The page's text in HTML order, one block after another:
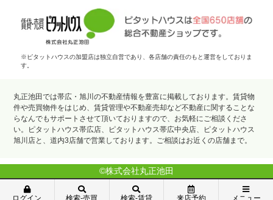
※ピタットハウスの加盟店は独立自営であり、各店舗の責任のもと運営をしておりま
す。
丸正池田では帯広・旭川の不動産情報を豊富に掲載しております。賃貸物
件や売買物件をはじめ、賃貸管理や不動産売却など不動産に関することな
らなんでもサポートさせて頂いておりますので、お気軽にご相談くださ
い。ピタットハウス帯広店、ピタットハウス帯広中央店、ピタットハウス
旭川店と、道内3店舗で営業しております。ご相談はお近くの店舗まで。
©株式会社丸正池田
ログイン 検索-売買 検索-賃貸 来店予約 メニュー